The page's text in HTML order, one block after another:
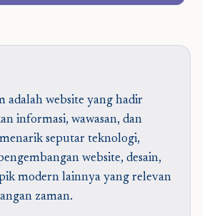
adalah website yang hadir
informasi, wawasan, dan
seputar teknologi,
website, desain,
modern lainnya yang relevan
zaman.